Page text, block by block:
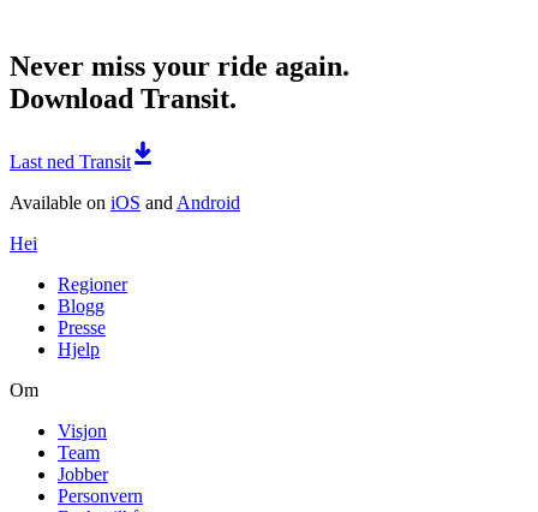
Never miss your ride again.
Download Transit.
Last ned Transit
Available on iOS and Android
Hei
Regioner
Blogg
Presse
Hjelp
Om
Visjon
Team
Jobber
Personvern